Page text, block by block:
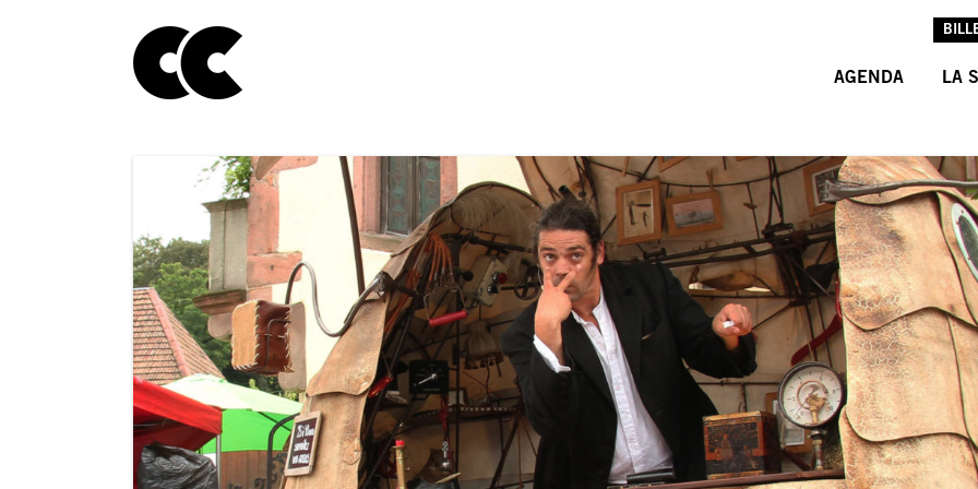
AGENDA LA